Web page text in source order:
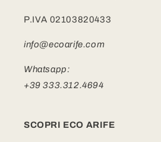
P.IVA 02103820433
info@ecoarife.com
Whatsapp:
+39 333.312.4694
SCOPRI ECO ARIFE